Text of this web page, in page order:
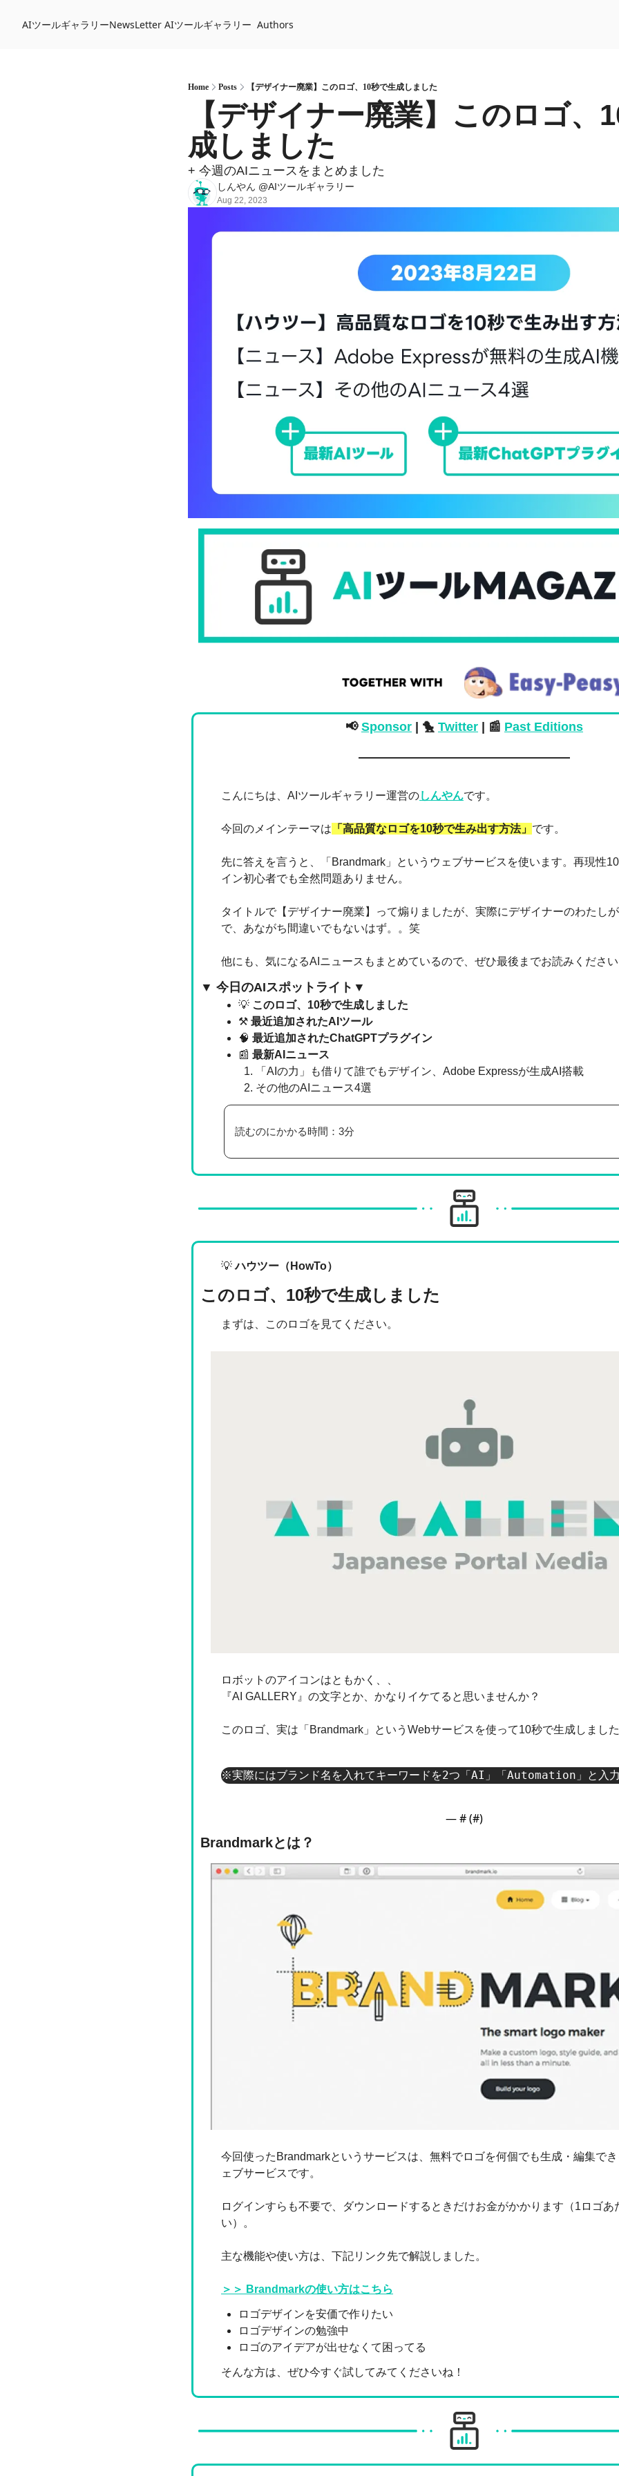
AIツールギャラリーNewsLetter AIツールギャラリー Authors
Home Posts 【デザイナー廃業】このロゴ、10秒で生成しました
【デザイナー廃業】このロゴ、
成しました
+ 今週のAIニュースをまとめました
しんやん @AIツールギャラリー
Aug 22, 2023
📢 Sponsor | 🐤 Twitter | 📰 Past Editions
こんにちは、AIツールギャラリー運営のしんやんです。
今回のメインテーマは 「高品質なロゴを10秒で生み出す方法」 です。
先に答えを言うと、「Brandmark」というウェブサービスを使います。再現性
イン初心者でも全然問題ありません。
タイトルで【デザイナー廃業】って煽りましたが、実際にデザイナーのわたし
で、あながち間違いでもないはず。。笑
他にも、気になるAIニュースもまとめているので、ぜひ最後までお読みくださ
▼ 今日のAIスポットライト▼
💡 このロゴ、10秒で生成しました
⚒ 最近追加されたAIツール
🧠 最近追加されたChatGPTプラグイン
📰 最新AIニュース
「AIの力」も借りて誰でもデザイン、Adobe Expressが生成AI搭載
その他のAIニュース4選
読むのにかかる時間：3分
💡 ハウツー（HowTo）
このロゴ、10秒で生成しました
まずは、このロゴを見てください。
ロボットのアイコンはともかく、、
『AI GALLERY』の文字とか、かなりイケてると思いませんか？
このロゴ、実は「Brandmark」というWebサービスを使って10秒で生成しまし
※実際にはブランド名を入れてキーワードを2つ「AI」「Automation」と入
— # (#)
Brandmarkとは？
今回使ったBrandmarkというサービスは、無料でロゴを何個でも生成・編集で
ェブサービスです。
ログインすらも不要で、ダウンロードするときだけお金がかかります（1ロゴあ
い）。
主な機能や使い方は、下記リンク先で解説しました。
＞＞ Brandmarkの使い方はこちら
ロゴデザインを安価で作りたい
ロゴデザインの勉強中
ロゴのアイデアが出せなくて困ってる
そんな方は、ぜひ今すぐ試してみてくださいね！